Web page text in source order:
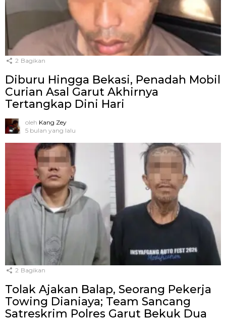
2 Bagikan
Diburu Hingga Bekasi, Penadah Mobil
Curian Asal Garut Akhirnya
Tertangkap Dini Hari
oleh Kang Zey
5 bulan yang lalu
2 Bagikan
Tolak Ajakan Balap, Seorang Pekerja
Towing Dianiaya; Team Sancang
Satreskrim Polres Garut Bekuk Dua